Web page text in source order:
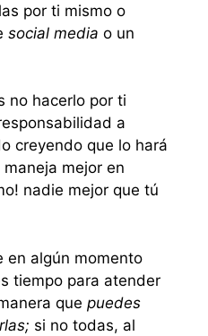
por ti mismo o
social media o un
no hacerlo por ti
a
creyendo que lo hará
mejor en
nadie mejor que tú
en algún momento
tiempo para atender
que puedes
si no todas, al